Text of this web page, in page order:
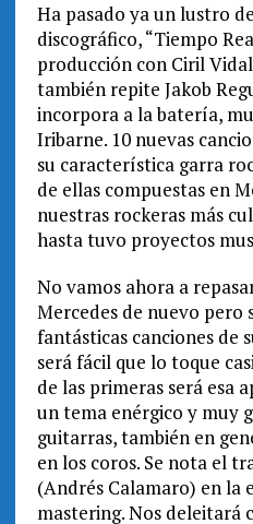
Ha pasado ya un lustro
discográfico, “Tiempo
producción con Ciril
también repite Jakob
incorpora a la batería,
Iribarne. 10 nuevas
su característica garra
de ellas compuestas en
nuestras rockeras más
hasta tuvo proyectos
No vamos ahora a
Mercedes de nuevo pero
fantásticas canciones de
será fácil que lo toque
de las primeras será esa
un tema enérgico y muy
guitarras, también en
en los coros. Se nota el
(Andrés Calamaro) en la
mastering. Nos deleitará